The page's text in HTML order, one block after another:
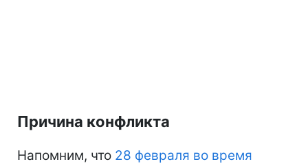
Причина конфликта
Напомним, что 28 февраля во время